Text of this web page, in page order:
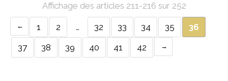
Affichage des articles 211-216 sur 252
1 2 … 32 33 34 35
36
37
38 39 40 41 42